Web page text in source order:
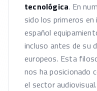
tecnológica. En
sido los primeros
español
incluso antes de su
europeos. Esta
nos ha posicionado
el sector audiovisual.